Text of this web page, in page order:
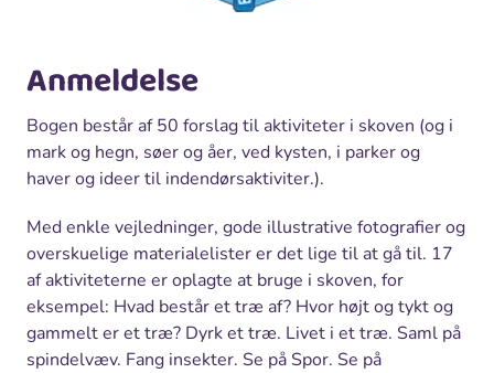
Anmeldelse
Bogen består af 50 forslag til aktiviteter i skoven (og i
mark og hegn, søer og åer, ved kysten, i parker og
haver og ideer til indendørsaktiviter.).
Med enkle vejledninger, gode illustrative fotografier og
overskuelige materialelister er det lige til at gå til. 17
af aktiviteterne er oplagte at bruge i skoven, for
eksempel: Hvad består et træ af? Hvor højt og tykt og
gammelt er et træ? Dyrk et træ. Livet i et træ. Saml på
spindelvæv. Fang insekter. Se på Spor. Se på